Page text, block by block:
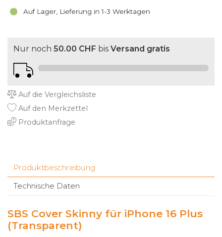
Auf Lager, Lieferung in 1-3 Werktagen
Nur noch 50.00 CHF bis Versand gratis
Auf die Vergleichsliste
Auf den Merkzettel
Produktanfrage
Produktbeschreibung
Technische Daten
SBS Cover Skinny für iPhone 16 Plus
(Transparent)